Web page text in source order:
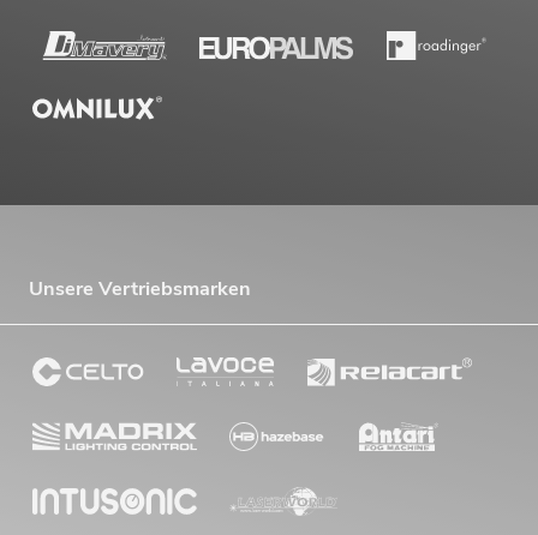
Unsere Vertriebsmarken